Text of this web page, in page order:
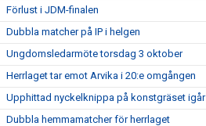
Förlust i JDM-finalen
Dubbla matcher på IP i helgen
Ungdomsledarmöte torsdag 3 oktober
Herrlaget tar emot Arvika i 20:e omgången
Upphittad nyckelknippa på konstgräset igår
Dubbla hemmamatcher för herrlaget